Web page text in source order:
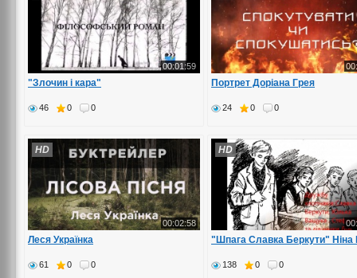
00:01:59
"Злочин і кара"
46 0 0
Портрет Доріана Грея
24 0 0
00:02:58
HD
Леся Українка
61 0 0
HD
"Шпага Славка Беркути" Ніна
138 0 0